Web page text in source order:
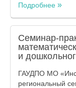
Подробнее
Семинар-
и
ГАУДПО МО
региональный